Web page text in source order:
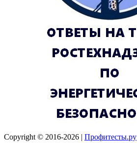
Copyright © 2016-2026 | Профитесты.ру